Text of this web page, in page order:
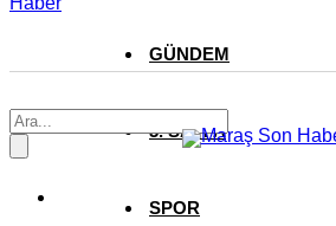
GÜNDEM
3. SAYFA
SPOR